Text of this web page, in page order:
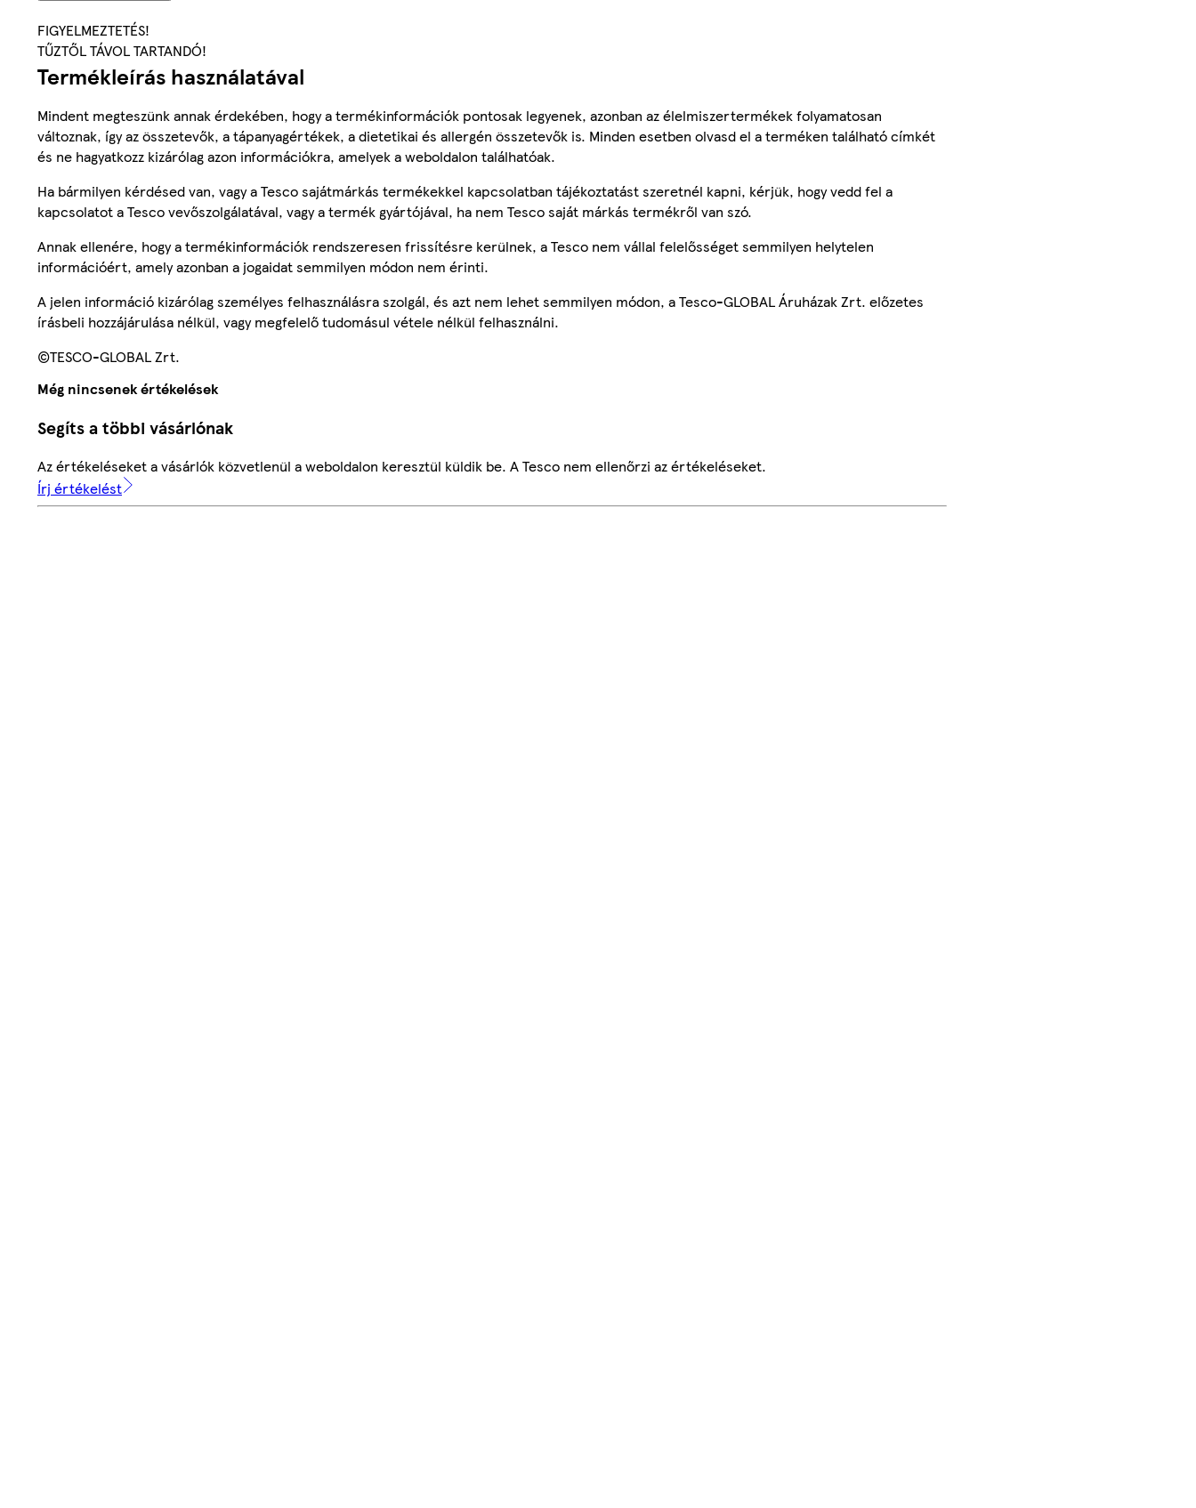
FIGYELMEZTETÉS!
TŰZTŐL TÁVOL TARTANDÓ!
Termékleírás használatával
Mindent megteszünk annak érdekében, hogy a termékinformációk pontosak legyenek, azonban az élelmiszertermékek folyamatosan
változnak, így az összetevők, a tápanyagértékek, a dietetikai és allergén összetevők is. Minden esetben olvasd el a terméken található címkét
és ne hagyatkozz kizárólag azon információkra, amelyek a weboldalon találhatóak.
Ha bármilyen kérdésed van, vagy a Tesco sajátmárkás termékekkel kapcsolatban tájékoztatást szeretnél kapni, kérjük, hogy vedd fel a
kapcsolatot a Tesco vevőszolgálatával, vagy a termék gyártójával, ha nem Tesco saját márkás termékről van szó.
Annak ellenére, hogy a termékinformációk rendszeresen frissítésre kerülnek, a Tesco nem vállal felelősséget semmilyen helytelen
információért, amely azonban a jogaidat semmilyen módon nem érinti.
A jelen információ kizárólag személyes felhasználásra szolgál, és azt nem lehet semmilyen módon, a Tesco-GLOBAL Áruházak Zrt. előzetes
írásbeli hozzájárulása nélkül, vagy megfelelő tudomásul vétele nélkül felhasználni.
©TESCO-GLOBAL Zrt.
Még nincsenek értékelések
Segíts a többi vásárlónak
Az értékeléseket a vásárlók közvetlenül a weboldalon keresztül küldik be. A Tesco nem ellenőrzi az értékeléseket.
Írj értékelést